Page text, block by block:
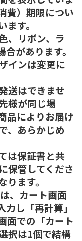
費）期限につい
す。
、リボン、ラ
があります。
インは変更に
送はできませ
様が同じ場
品によりお届け
、あらかじめ
は保証書と共
保管してくださ
ます。
、カート画面
し「再計算」
面での「カート
択は1個で結構